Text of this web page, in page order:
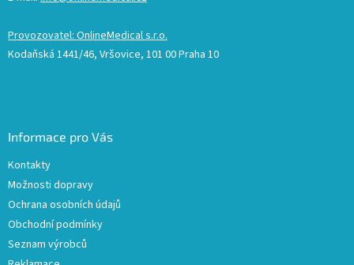
Provozovatel: OnlineMedical s.r.o.
Kodaňská 1441/46, Vršovice, 101 00 Praha 10
Informace pro Vás
Kontakty
Možnosti dopravy
Ochrana osobních údajů
Obchodní podmínky
Seznam výrobců